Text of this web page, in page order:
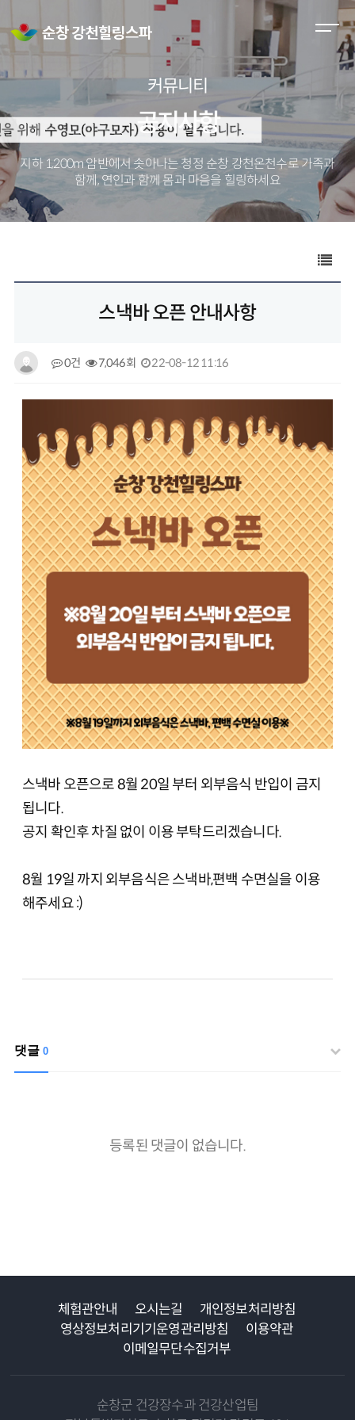
M
p
e
n
커뮤니티
공지사항
지하 1,200m 암반에서 솟아나는 청정 순창 강천온천수로가족과
함께, 연인과 함께 몸과 마음을 힐링하세요
스낵바 오픈 안내사항
0건 7,046회 22-08-12 11:16
스낵바 오픈으로 8월 20일 부터 외부음식 반입이 금지
됩니다.
공지 확인후 차질 없이 이용 부탁드리겠습니다.
8월 19일 까지 외부음식은 스낵바,편백 수면실을 이용
해주세요 :)
댓글0
등록된 댓글이 없습니다.
체험관안내 오시는길
개인정보처리방침
영상정보처리기기운영관리방침
이용약관
이메일무단수집거부
순창군 건강장수과 건강산업팀